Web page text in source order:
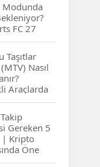
Modunda
FC 27
Modu
Taşıtlar
Nasıl
Araçlarda
MTV
Gereken 5
| Kripto
Öne